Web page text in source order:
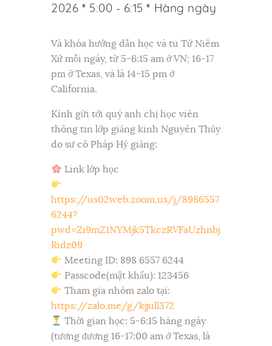
2026
5:00 - 6:15 Hàng ngày
Và khóa hướng dẫn học và tu Tứ Niêm
Xứ mỗi ngày, từ 5-6:15 am ở VN; 16-17
pm ở Texas, và là 14-15 pm ở
California.
Kính gửi tới quý anh chị học viên
thông tin lớp giảng kinh Nguyên Thủy
do sư cô Pháp Hỷ giảng:
Link lớp học
https://us02web.zoom.us/j/8986557
6244?
pwd=Zi9mZ1NYMjk5TkczRVFaUzhnbj
Ridz09
Meeting ID: 898 6557 6244
Passcode(mật khẩu): 123456
Tham gia nhóm zalo tại:
https://zalo.me/g/kjjull372
Thời gian học: 5-6:15 hàng ngày
(tương đương 16-17:00 am ở Texas, là